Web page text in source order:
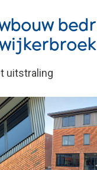
uitstraling